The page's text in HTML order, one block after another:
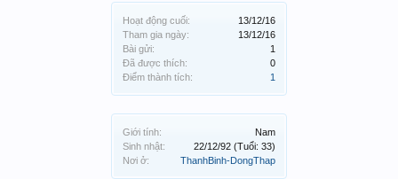
Hoạt động cuối:
13/12/16
Tham gia ngày:
13/12/16
Bài gửi:
1
Đã được thích:
0
Điểm thành tích:
1
Giới tính:
Nam
Sinh nhật:
22/12/92 (Tuổi: 33)
Nơi ở:
ThanhBinh-DongThap